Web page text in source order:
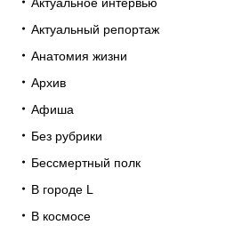
Актуальное интервью
Актуальный репортаж
Анатомия жизни
Архив
Афиша
Без рубрики
Бессмертный полк
В городе L
В космосе